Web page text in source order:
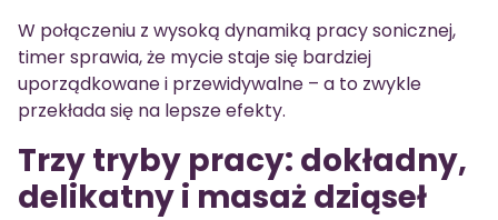
W połączeniu z wysoką dynamiką pracy sonicznej,
timer sprawia, że mycie staje się bardziej
uporządkowane i przewidywalne – a to zwykle
przekłada się na lepsze efekty.
Trzy tryby pracy: dokładny,
delikatny i masaż dziąseł